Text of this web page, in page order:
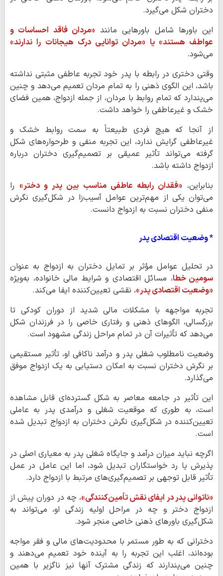
دختران شکل می‌گیرد.
این باورها شامل باورهایی مانند «مردان فاقد احساسات و
عواطف هستند» یا «مردان توانایی درک هیجانات را ندارند»
می‌شود.
وقتی دختری در رابطه با پدر خود تجربه عاطفی مثبتی نداشته
باشد، این الگوی ذهنی را به تمام مردان تعمیم می‌دهد و چنین
می‌پندارد که تمام روابط با مردان، از جمله ازدواج، همین فضای
خشک و غیرعاطفی را خواهد داشت.
از آنجا که هیچ فردی طبیعتاً به سمت روابط خشک و
غیرعاطفی گرایش ندارد، این تجربه منفی و طرحواره‌های شکل
گرفته می‌تواند تأثیر عمیقی بر تصمیم‌گیری دختران درباره
ازدواج داشته باشد.
بنابراین، «فقدان رابطه عاطفی مناسب بین پدر و دختر» را
می‌توان یکی از مهم‌ترین عوامل آسیب‌زا در شکل‌گیری نگرش
منفی دختران نسبت به ازدواج دانست.
* وضعیت اقتصادی پدر
در تحلیل عوامل مؤثر بر تمایل دختران به ازدواج به عنوان
سومین خطا، مسائل اقتصادی و شرایط مالی خانواده، به‌ویژه
«وضعیت اقتصادی پدر»، نقشی تعیین‌کننده ایفا می‌کند.
تجربه مواجهه با مشکلات مالی شدید از دوران کودکی تا
بزرگسالی، الگوهای ذهنی و رفتاری خاصی را در فرزندان شکل
می‌دهد که تأثیرات آن در تمام مراحل زندگی مشهود است.
وضعیت نامطلوب شغلی پدر و درآمد ناکافی او، تأثیر مستقیمی
بر نگرش دختران نسبت به امکان دستیابی به یک ازدواج موفق
می‌گذارد.
این تأثیر در جامعه معاصر به شکل گسترده‌ای قابل مشاهده
است، به طوری که موقعیت شغلی و درآمدی پدر به عاملی
تعیین‌کننده در شکل‌گیری نگرش دختران به ازدواج تبدیل شده
است.
اگرچه نباید میزان درآمد و جایگاه شغلی پدر به معیاری اصلی در
پذیرش یا رد خواستگاران تبدیل شود، اما این عامل در عمل
تأثیر قابل توجهی بر تصمیم‌گیری‌های مرتبط با ازدواج دارد.
«ناتوانی پدر در ایفای نقش تأمین‌کنندگی»، چه در دوران پیش از
ازدواج دختر و چه در مراحل اولیه زندگی او، می‌تواند به
شکل‌گیری باورهای ذهنی خاصی منجر شود.
دخترانی که به طور مستمر با محدودیت‌های مالی و فقر مواجه
بوده‌اند، اغلب این تجربه را به آینده خود تعمیم می‌دهند و
چنین می‌پندارند که زندگی مشترک آنها نیز ناگزیر با همین